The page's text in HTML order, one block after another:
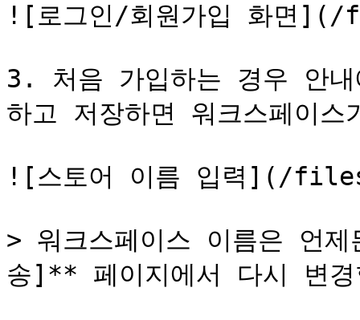
![로그인/회원가입 화면](/
3. 처음 가입하는 경우 안
하고 저장하면 워크스페이
![스토어 이름 입력](/files/
> 워크스페이스 이름은
송]** 페이지에서 다시 변